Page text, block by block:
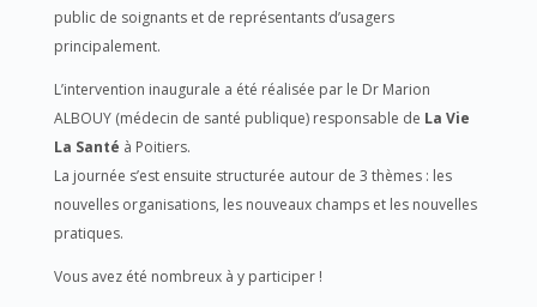
public de soignants et de représentants d’usagers
principalement.
L’intervention inaugurale a été réalisée par le Dr Marion
ALBOUY (médecin de santé publique) responsable de La Vie
La Santé à Poitiers.
La journée s’est ensuite structurée autour de 3 thèmes : les
nouvelles organisations, les nouveaux champs et les nouvelles
pratiques.
Vous avez été nombreux à y participer !